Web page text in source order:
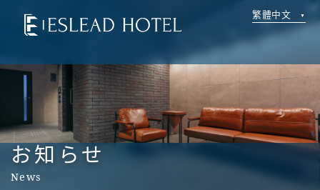
繁體中文
お知らせ
News